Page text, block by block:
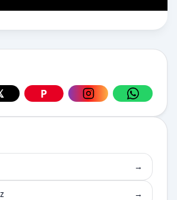
üzerinden paylaş
üzerinden paylaş
Pinterest üzerinden paylaş
P
Instagram
→
→